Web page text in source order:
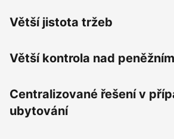
Větší jistota tržeb
Větší kontrola nad
Centralizované řešení v
ubytování